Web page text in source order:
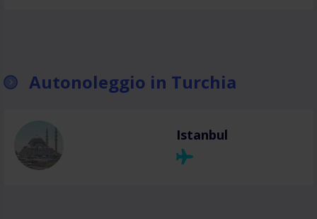
Autonoleggio in Turchia
Istanbul